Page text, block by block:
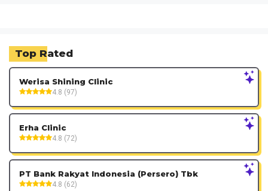
Top Rated
Werisa Shining Clinic
4.8 (97)
Erha Clinic
4.8 (72)
PT Bank Rakyat Indonesia (Persero) Tbk
4.8 (62)